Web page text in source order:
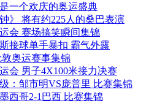
一个欢庆的奥运盛典
》 将有约225人的桑巴表演
会 赛场搞笑瞬间集锦
接球单手暴扣 霸气外露
奥运赛事集锦
会 男子4X100米接力决赛
：邹市明VS庞普里 比赛集锦
西哥2-1巴西 比赛集锦